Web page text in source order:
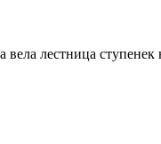
лестница ступенек